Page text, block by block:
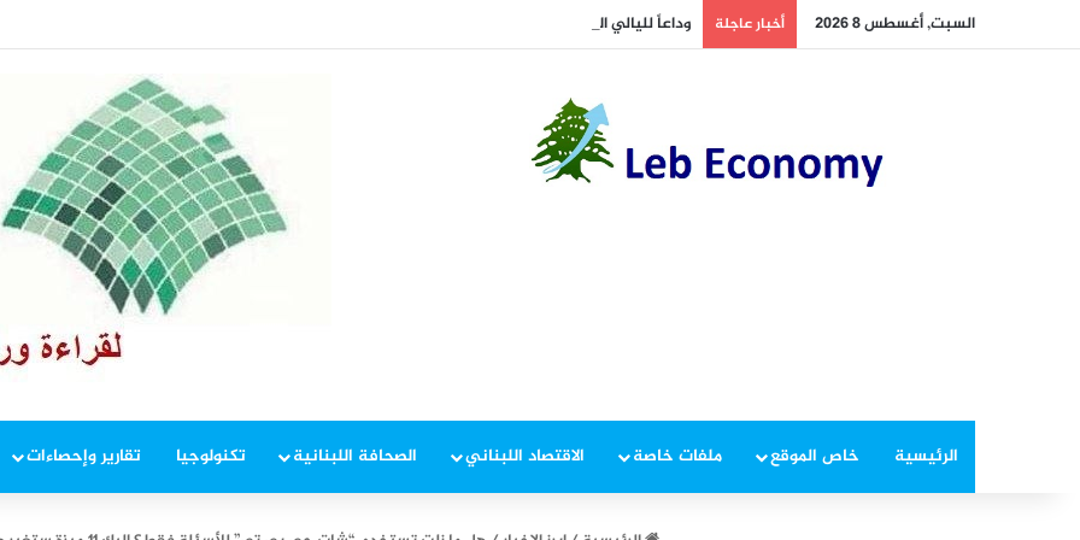
السبت, أغسطس 8 2026 أخبار عاجلة وداعاً لليالي المضطربة.. تقنية جديدة بالموجات فوق الصوتية تعزز “نوم الأحلام”
الرئيسية خاص الموقع ملفات خاصة الاقتصاد اللبناني الصحافة اللبنانية تكنولوجيا تقارير وإحصاءات